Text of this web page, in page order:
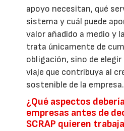
apoyo necesitan, qué
sistema y cuál puede
valor añadido a medio y
trata únicamente de
obligación, sino de
viaje que contribuya al
sostenible de la empresa.
¿Qué aspectos
empresas antes de
SCRAP quieren